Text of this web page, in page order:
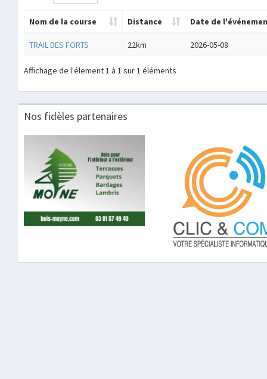
Nom de la course Distance Date de
TRAIL DES FORTS 22km 2026-05-08
Affichage de l'élement 1 à 1 sur 1 éléments
Nos fidèles partenaires